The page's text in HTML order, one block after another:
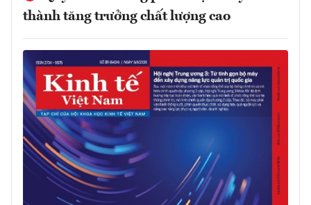
thành tăng trưởng chất lượng cao